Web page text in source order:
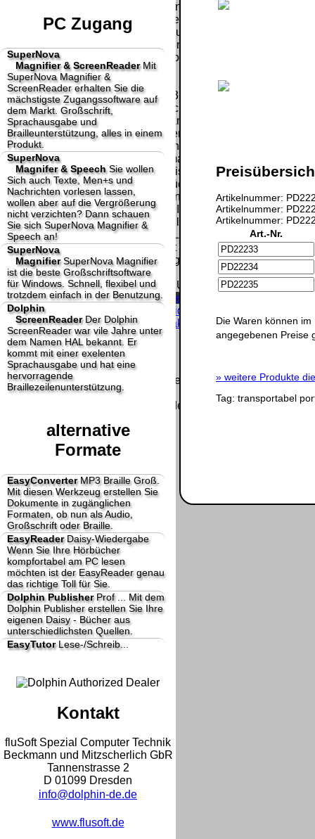
Artikelnummer:
Artikelnummer:
Artikelnummer:
Art.-Nr.
Die Waren können
angegebenen Preise
» weitere Produkte
Tag: transportabel
PC Zugang
SuperNova
Magnifier & ScreenReaderMit
SuperNova Magnifier &
ScreenReader erhalten Sie die
mächstigste Zugangssoftware auf
dem Markt. Großschrift,
Sprachausgabe und
Brailleunterstützung, alles in einem
Produkt.
SuperNova
Magnifer & SpeechSie wollen
Sich auch Texte, Men+s und
Nachrichten vorlesen lassen,
wollen aber auf die Vergrößerung
nicht verzichten? Dann schauen
Sie sich SuperNova Magnifier &
Speech an!
SuperNova
MagnifierSuperNova Magnifier
ist die beste Großschriftsoftware
für Windows. Schnell, flexibel und
trotzdem einfach in der Benutzung.
Dolphin
ScreenReaderDer Dolphin
ScreenReader war vile Jahre unter
dem Namen HAL bekannt. Er
kommt mit einer exelenten
Sprachausgabe und hat eine
hervorragende
Braillezeilenunterstützung.
alternative
Formate
EasyConverterMP3 Braille Groß.
Mit diesen Werkzeug erstellen Sie
Dokumente in zugänglichen
Formaten, ob nun als Audio,
Großschrift oder Braille.
EasyReaderDaisy-Wiedergabe
Wenn Sie Ihre Hörbücher
kompfortabel am PC lesen
möchten ist der EasyReader genau
das richtige Toll für Sie.
Dolphin PublisherProf ...
Mit dem
Dolphin Publisher erstellen Sie Ihre
eigenen Daisy - Bücher aus
unterschiedlichsten Quellen.
EasyTutorLese-/Schreib...
Kontakt
fluSoft Spezial Computer Technik
Beckmann und Mitzscherlich GbR
Tannenstrasse 2
D 01099 Dresden
info@dolphin-de.de
www.flusoft.de
Die in diesem Dokument genannten
Warenzeichen sind Eigentum der jeweiligen
Firmen. Preisänderungen, Irrtümer und
technische Änderungen vorbehalten.
letzte Änderung: 8. Juni 2026 fluSoft Spezial
Computer Technik,
Mit einem Urteil vom 12.05.1998 - 312 O 85/98 -
Haftung für Links hat das Landgericht Hamburg
entschieden, dass man durch die Anbringung
eines Links, die Inhalte der gelinkten Seite ggf.
mit zu verantworten hat. Dieses kann nur
dadurch verhindert werden, dass man sich
ausdrücklich von diesen Inhalten distanziert.
Hiermit distanzieren wir uns ausdrücklich von
allen Inhalten, aller gelinkten Seiten auf unserer
Homepage und machen uns diese Inhalte nicht
zu eigen. Diese Erklärung gilt für alle auf
unserer Homepage angebrachten Links.
Die Europäische Kommission stellt eine
Plattform zur Online-Streitbeilegung (OS) bereit.
Die Plattform finden Sie unter
http://ec.europa.eu/consumers/odr/
Unsere E-
Mailadresse lautet:info@dolphin-de.de
Seitenanfang
Widerruf
Datenschutz Urheberrechte Kontakt
Links
Katalog (PDF) Sitemap
große Anzeige Schließen
Diese Website nutzt Cookies, um bestmögliche Funktionalität
bieten zu können.
This website uses cookies to provide the best possible
Ok, verstanden Mehr Infos